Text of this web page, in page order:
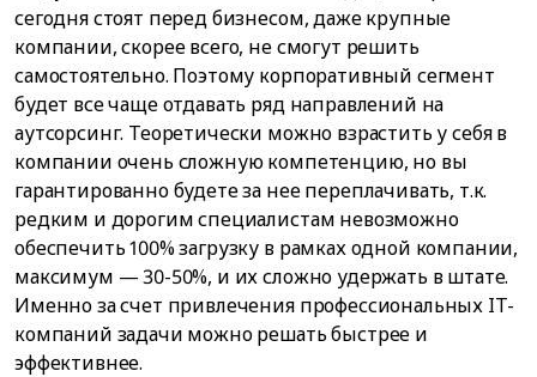
сегодня стоят перед бизнесом, даже крупные
компании, скорее всего, не смогут решить
самостоятельно. Поэтому корпоративный сегмент
будет все чаще отдавать ряд направлений на
аутсорсинг. Теоретически можно взрастить у себя в
компании очень сложную компетенцию, но вы
гарантированно будете за нее переплачивать, т.к.
редким и дорогим специалистам невозможно
обеспечить 100% загрузку в рамках одной компании,
максимум — 30-50%, и их сложно удержать в штате.
Именно за счет привлечения профессиональных IT-
компаний задачи можно решать быстрее и
эффективнее.